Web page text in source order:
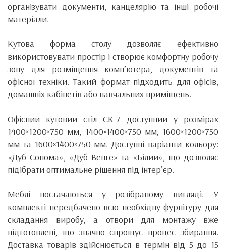
організувати документи, канцелярію та інші робочі
матеріали.
Кутова форма столу дозволяє ефективно
використовувати простір і створює комфортну робочу
зону для розміщення комп’ютера, документів та
офісної техніки. Такий формат підходить для офісів,
домашніх кабінетів або навчальних приміщень.
Офісний кутовий стіл СК-7 доступний у розмірах
1400×1200×750 мм, 1400×1400×750 мм, 1600×1200×750
мм та 1600×1400×750 мм. Доступні варіанти кольору:
«Дуб Сонома», «Дуб Венге» та «Білий», що дозволяє
підібрати оптимальне рішення під інтер’єр.
Меблі постачаються у розібраному вигляді. У
комплекті передбачено всю необхідну фурнітуру для
складання виробу, а отвори для монтажу вже
підготовлені, що значно спрощує процес збирання.
Доставка товарів здійснюється в термін від 5 до 15